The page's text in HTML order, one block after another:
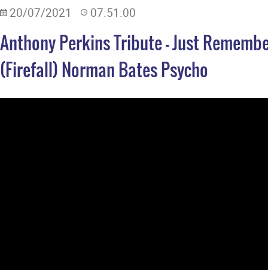
20/07/2021 07:51:00
Anthony Perkins Tribute - Just
(Firefall) Norman Bates Psycho